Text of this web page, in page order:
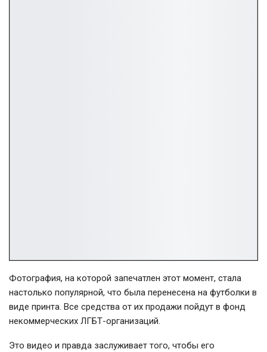
Фотография, на которой запечатлен этот момент, стала
настолько популярной, что была перенесена на футболки в
виде принта. Все средства от их продажи пойдут в фонд
некоммерческих ЛГБТ-организаций.
Это видео и правда заслуживает того, чтобы его